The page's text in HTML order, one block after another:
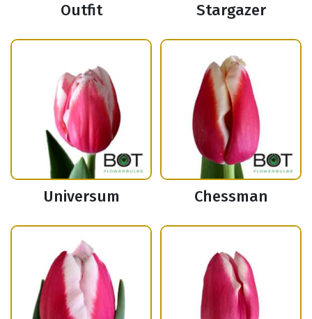
Outfit Stargazer
Universum Chessman